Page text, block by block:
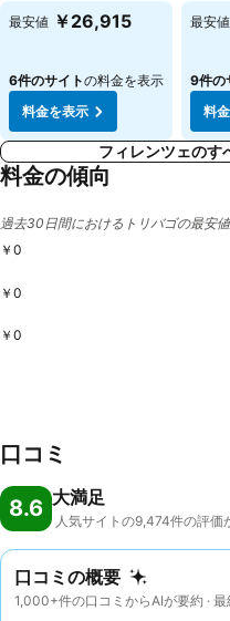
料金を表示
最安値 ￥26,915
6件のサイトの料金を表示
料金を表示
料金
最安値
9件の
料
フィレンツェのす
料金の傾向
過去30日間におけるトリバゴの最安
￥0
￥0
￥0
口コミ
8.6 大満足
人気サイトの9,474件の評価
口コミの概要
1,000+件の口コミからAIが要約 ·